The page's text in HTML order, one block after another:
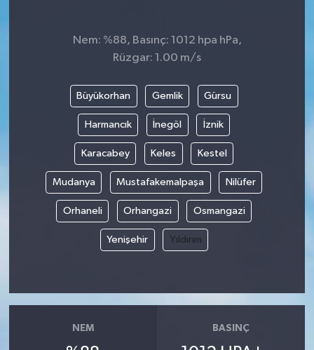
Nem: %88, Basınç: 1012 hpa hPa,
Rüzgar: 1.00 m/s
Büyükorhan Gemlik Gürsu
Harmancık İnegöl İznik
Karacabey Keles Kestel
Mudanya Mustafakemalpaşa Nilüfer
Orhaneli Orhangazi Osmangazi
Yenişehir Yıldırım
NEM BASINÇ